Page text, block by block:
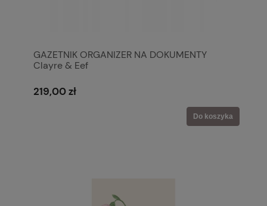
GAZETNIK ORGANIZER NA DOKUMENTY
Clayre & Eef
219,00 zł
Do koszyka